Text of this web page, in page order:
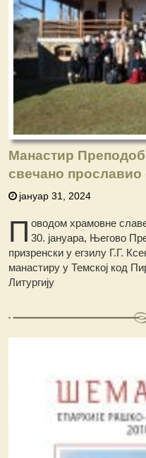
Манастир
свечано прославио
јануар 31, 2024
П оводом храмовне
30. јануара, Његово
призренски у егзилу Г.Г.
манастиру у Темској код
Литургију